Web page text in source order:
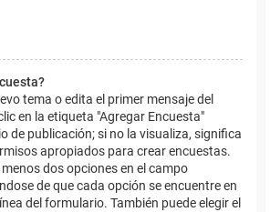
tema o edita el primer mensaje del
en la etiqueta "Agregar Encuesta"
de publicación; si no la visualiza, significa
apropiados para crear encuestas.
dos opciones en el campo
de que cada opción se encuentre en
del formulario. También puede elegir el